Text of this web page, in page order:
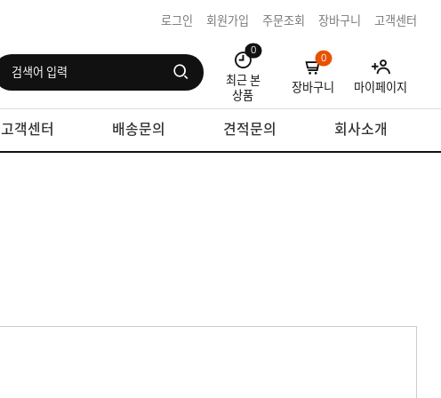
로그인 회원가입 주문조회 장바구니 고객센터
0
최근 본
상품
0
장바구니 마이페이지
고객센터 배송문의 견적문의 회사소개